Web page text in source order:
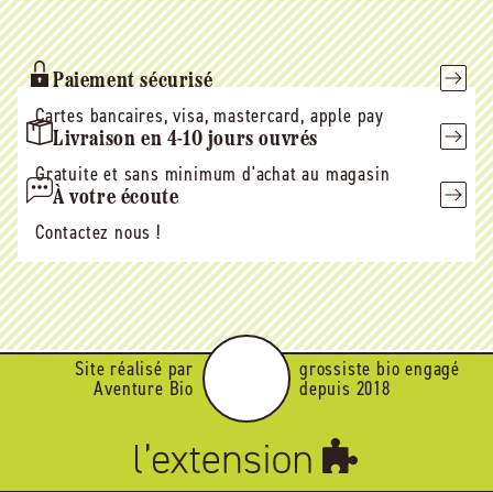
mail
Paiement sécurisé
Cartes bancaires, visa, mastercard, apple pay
Livraison en 4-10 jours ouvrés
Gratuite et sans minimum d'achat au magasin
À votre écoute
Contactez nous !
Site réalisé par
Aventure Bio
grossiste bio engagé
depuis 2018